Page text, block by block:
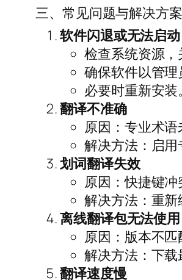
三、常见问题与解决方案
软件闪退或无法启动
检查系统资源，
确保软件以管理
必要时重新安装。
翻译不准确
原因：专业术语
解决方法：启用
划词翻译失效
原因：快捷键冲
解决方法：重新
离线翻译包无法使用
原因：版本不匹
解决方法：下载
翻译速度慢